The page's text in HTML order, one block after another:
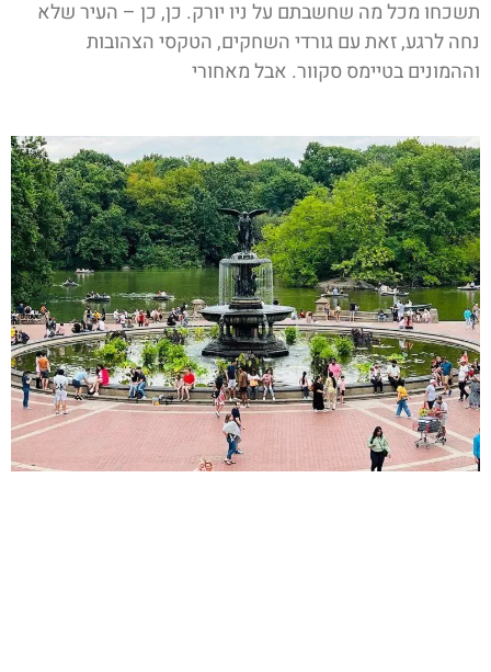
תשכחו מכל מה שחשבתם על ניו יורק. כן, כן – העיר שלא
נחה לרגע, זאת עם גורדי השחקים, הטקסי הצהובות
וההמונים בטיימס סקוור. אבל מאחורי